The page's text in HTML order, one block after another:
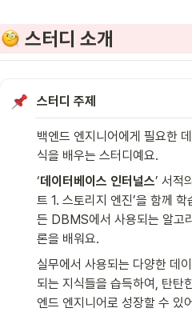
스터디 소개
스터디 주제
백엔드 엔지니어에게 필요한
식을 배우는 스터디예요.
‘데이터베이스 인터널스’ 서적
트 1. 스토리지 엔진’을 함께
든 DBMS에서 사용되는 알고
론을 배워요.
실무에서 사용되는 다양한 데
되는 지식들을 습득하여, 탄탄
엔드 엔지니어로 성장할 수 있